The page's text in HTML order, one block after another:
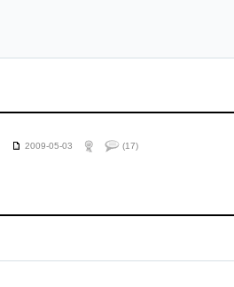
2009-05-03 (17)